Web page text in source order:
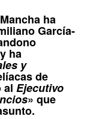
ha
García-
ha
y
de
al Ejecutivo
» que